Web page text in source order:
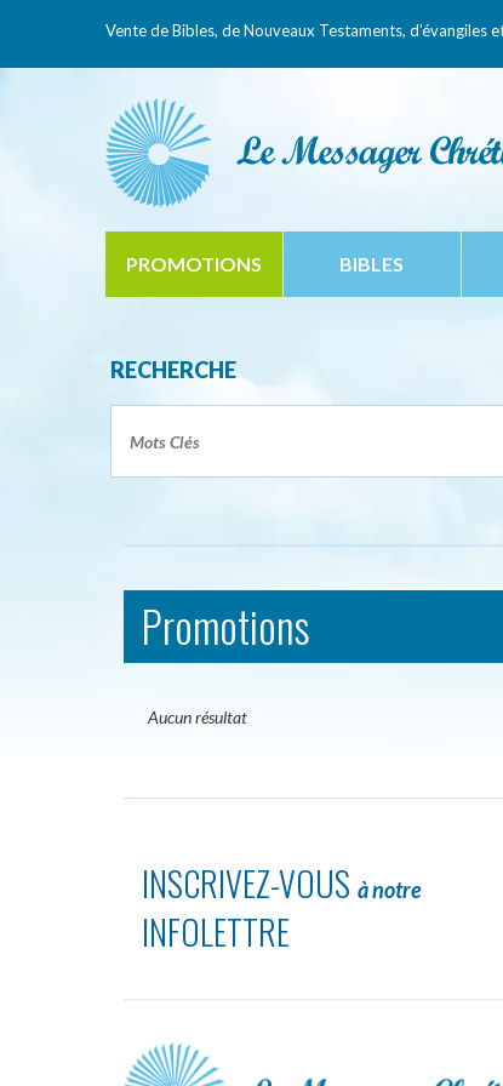
Vente de Bibles, de Nouveaux Testaments, d'évangiles
PROMOTIONS BIBLES
RECHERCHE
Promotions
Aucun résultat
INSCRIVEZ-VOUS à notre
INFOLETTRE